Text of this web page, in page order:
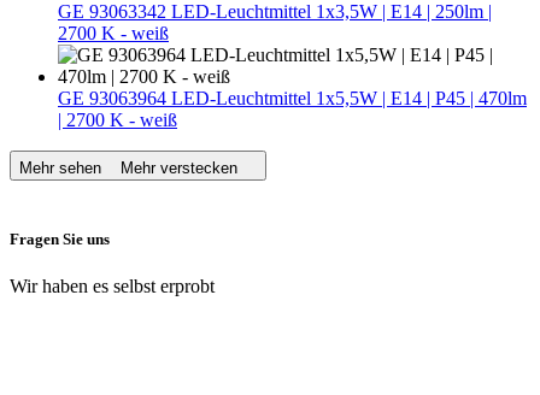
GE 93063342 LED-Leuchtmittel 1x3,5W | E14 | 250lm |
2700 K - weiß
GE 93063964 LED-Leuchtmittel 1x5,5W | E14 | P45 | 470lm
| 2700 K - weiß
Mehr sehen Mehr verstecken
Fragen Sie uns
Wir haben es selbst erprobt